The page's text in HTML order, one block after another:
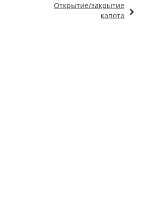
Открытие/закрытие
капота